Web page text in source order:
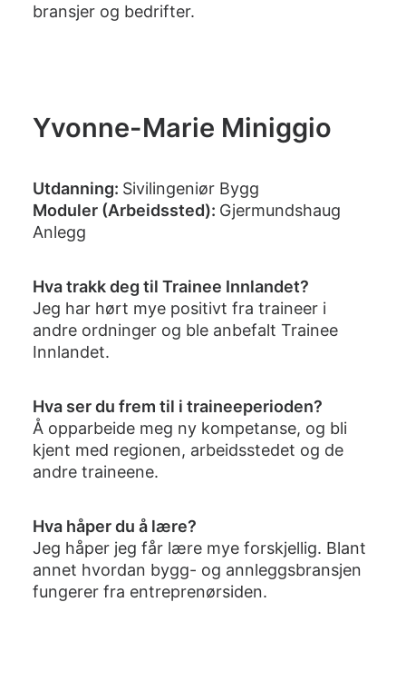
bransjer og bedrifter.
Yvonne-Marie Miniggio
Utdanning: Sivilingeniør Bygg
Moduler (Arbeidssted): Gjermundshaug
Anlegg
Hva trakk deg til Trainee Innlandet?
Jeg har hørt mye positivt fra traineer i
andre ordninger og ble anbefalt Trainee
Innlandet.
Hva ser du frem til i traineeperioden?
Å opparbeide meg ny kompetanse, og bli
kjent med regionen, arbeidsstedet og de
andre traineene.
Hva håper du å lære?
Jeg håper jeg får lære mye forskjellig. Blant
annet hvordan bygg- og annleggsbransjen
fungerer fra entreprenørsiden.